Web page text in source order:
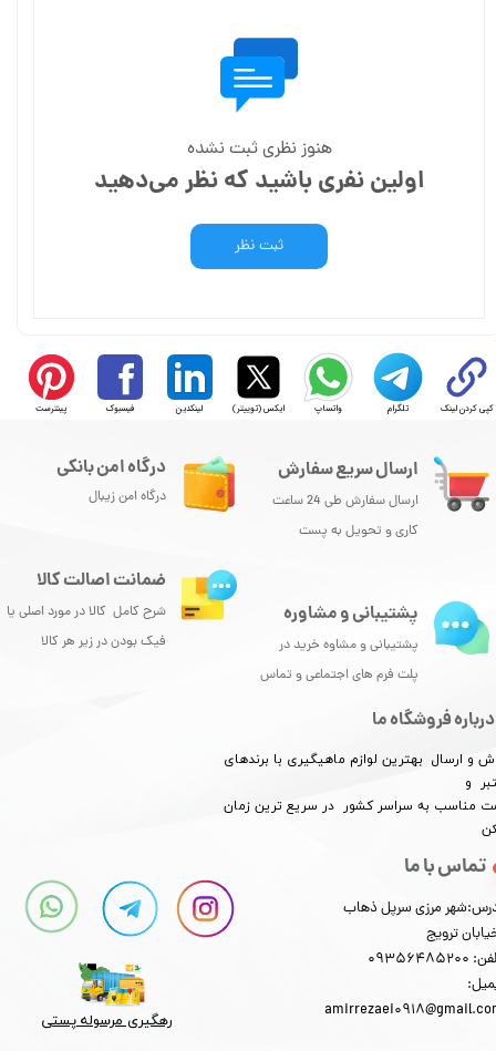
هنوز نظری ثبت نشده
اولین نفری باشید که نظر می‌دهید
ثبت نظر
کپی کردن لینک تلگرام واتساپ ایکس (توییتر) لینکدین فیسبوک پینترست
ارسال سریع سفارش
ارسال سفارش طی 24 ساعت
کاری و تحویل به پست
درباره فروشگاه ما
و ارسال بهترین لوازم ماهیگیری با برندهای
و
مناسب به سراسر کشور در سریع ترین زمان
تماس با ما
مرزی سرپل ذهاب
ترویج
درگاه امن بانکی
درگاه امن زیبال
پشتیبانی و مشاوره
پشتیبانی و مشاوه خرید در
پلت فرم های اجتماعی و تماس
ضمانت اصالت کالا
شرح کامل کالا در مورد اصلی یا
فیک بودن در زیر هر کالا
رهگیری مرسوله پستی​​​​​​​